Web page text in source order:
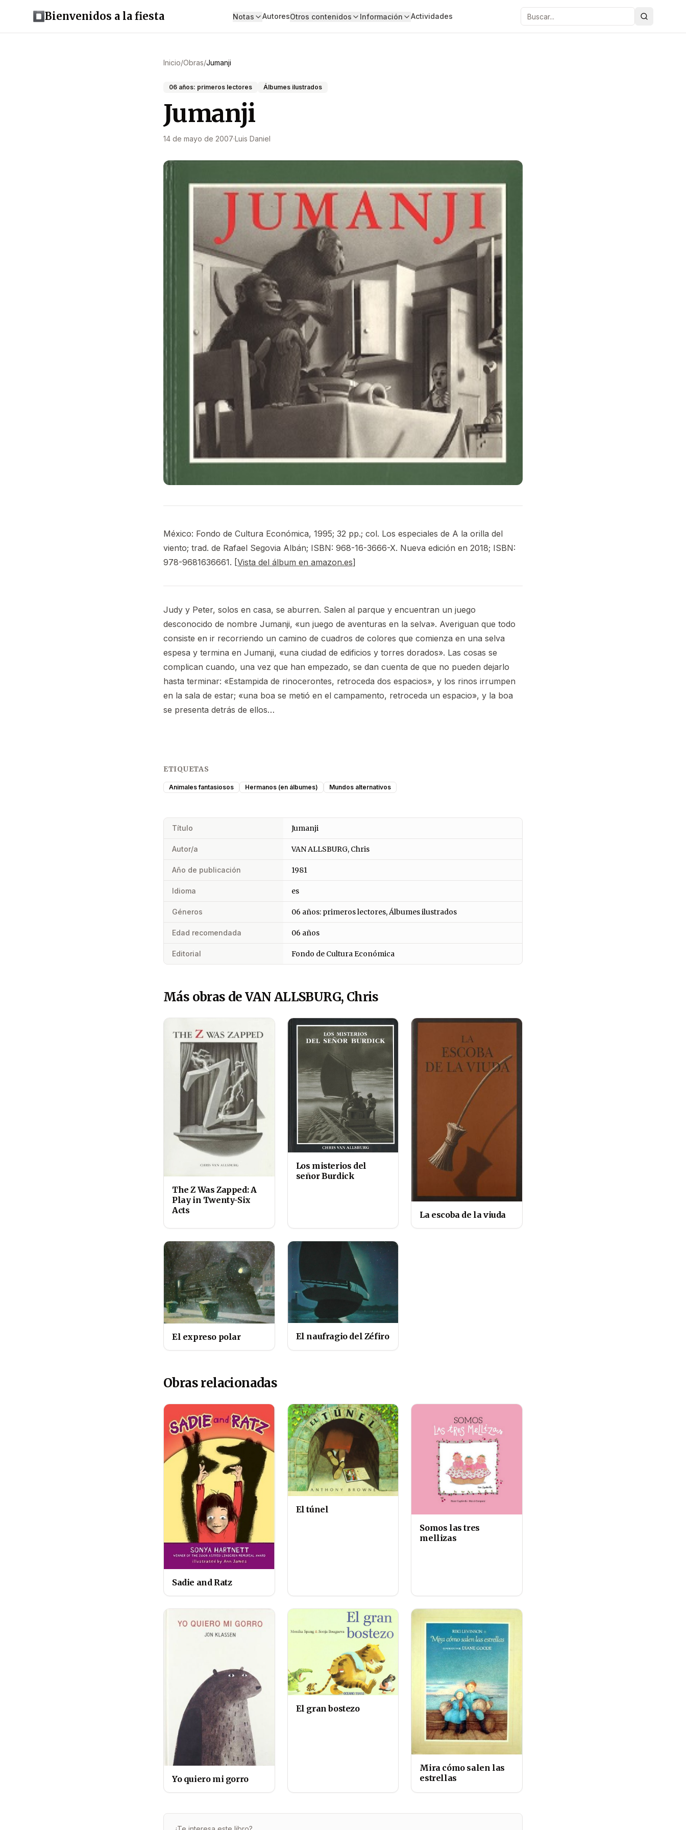
Bienvenidos a la fiesta Notas AutoresOtros contenidos Información Actividades Buscar
Inicio/Obras/Jumanji
06 años: primeros lectores Álbumes ilustrados
Jumanji
14 de mayo de 2007·Luis Daniel
México: Fondo de Cultura Económica, 1995; 32 pp.; col. Los especiales de A la orilla del
viento; trad. de Rafael Segovia Albán; ISBN: 968-16-3666-X. Nueva edición en 2018; ISBN:
978-9681636661. [Vista del álbum en amazon.es]
Judy y Peter, solos en casa, se aburren. Salen al parque y encuentran un juego
desconocido de nombre Jumanji, «un juego de aventuras en la selva». Averiguan que todo
consiste en ir recorriendo un camino de cuadros de colores que comienza en una selva
espesa y termina en Jumanji, «una ciudad de edificios y torres dorados». Las cosas se
complican cuando, una vez que han empezado, se dan cuenta de que no pueden dejarlo
hasta terminar: «Estampida de rinocerontes, retroceda dos espacios», y los rinos irrumpen
en la sala de estar; «una boa se metió en el campamento, retroceda un espacio», y la boa
se presenta detrás de ellos…
ETIQUETAS
Animales fantasiosos Hermanos (en álbumes) Mundos alternativos
Título Jumanji
Autor/a VAN ALLSBURG, Chris
Año de publicación 1981
Idioma es
Géneros 06 años: primeros lectores, Álbumes ilustrados
Edad recomendada 06 años
Editorial Fondo de Cultura Económica
Más obras de VAN ALLSBURG, Chris
The Z Was Zapped: A
Play in Twenty-Six
Acts
Los misterios del
señor Burdick
La escoba de la viuda
El expreso polar El naufragio del Zéfiro
Obras relacionadas
Sadie and Ratz
El túnel
Somos las tres
mellizas
Yo quiero mi gorro
El gran bostezo
Mira cómo salen las
estrellas